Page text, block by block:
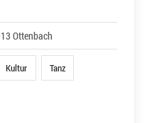
Ottenbach
Kultur Tanz